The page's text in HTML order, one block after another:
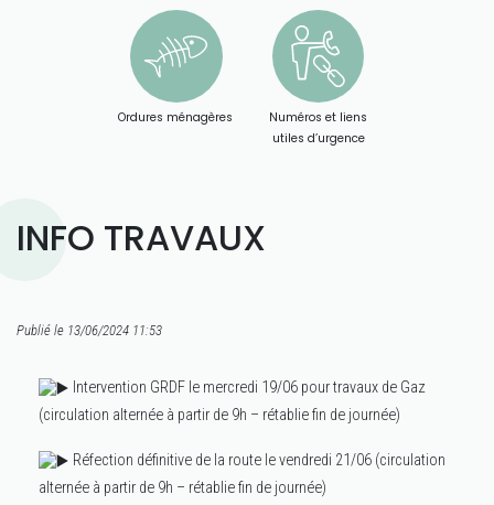
Ordures ménagères
Numéros et liens
utiles d’urgence
INFO TRAVAUX
Publié le 13/06/2024 11:53
Intervention GRDF le mercredi 19/06 pour travaux de Gaz
(circulation alternée à partir de 9h – rétablie fin de journée)
Réfection définitive de la route le vendredi 21/06 (circulation
alternée à partir de 9h – rétablie fin de journée)